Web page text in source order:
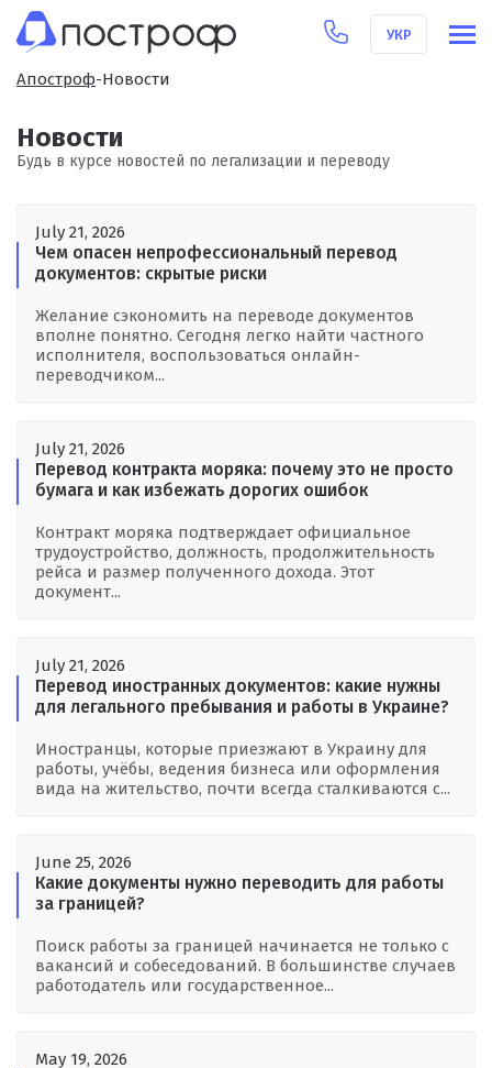
БП Апостроф КиївУКР
Апостроф-Новости
Новости
Будь в курсе новостей по легализации и переводу
July 21, 2026
Чем опасен непрофессиональный перевод
документов: скрытые риски
Желание сэкономить на переводе документов
вполне понятно. Сегодня легко найти частного
исполнителя, воспользоваться онлайн-
переводчиком...
July 21, 2026
Перевод контракта моряка: почему это не просто
бумага и как избежать дорогих ошибок
Контракт моряка подтверждает официальное
трудоустройство, должность, продолжительность
рейса и размер полученного дохода. Этот
документ...
July 21, 2026
Перевод иностранных документов: какие нужны
для легального пребывания и работы в Украине?
Иностранцы, которые приезжают в Украину для
работы, учёбы, ведения бизнеса или оформления
вида на жительство, почти всегда сталкиваются с...
June 25, 2026
Какие документы нужно переводить для работы
за границей?
Поиск работы за границей начинается не только с
вакансий и собеседований. В большинстве случаев
работодатель или государственное...
May 19, 2026